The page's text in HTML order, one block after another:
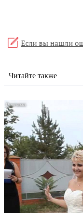
Читайте также